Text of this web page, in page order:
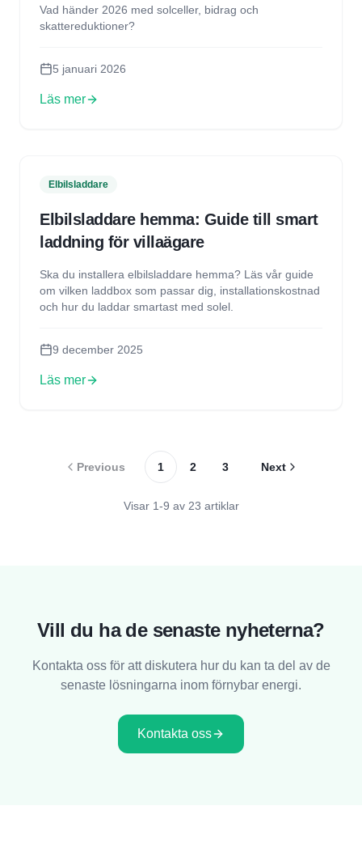
Vad händer 2026 med solceller, bidrag och
skattereduktioner?
5 januari 2026
Läs mer
Elbilsladdare
Elbilsladdare hemma: Guide till smart
laddning för villaägare
Ska du installera elbilsladdare hemma? Läs vår guide
om vilken laddbox som passar dig, installationskostnad
och hur du laddar smartast med solel.
9 december 2025
Läs mer
Previous 1 2 3 Next
Visar 1-9 av 23 artiklar
Vill du ha de senaste nyheterna?
Kontakta oss för att diskutera hur du kan ta del av de
senaste lösningarna inom förnybar energi.
Kontakta oss